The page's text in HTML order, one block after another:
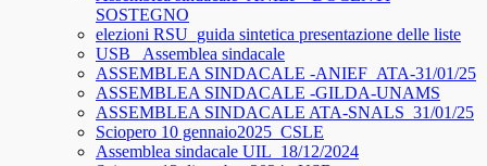
SOSTEGNO
elezioni RSU_guida sintetica presentazione delle liste
USB_ Assemblea sindacale
ASSEMBLEA SINDACALE -ANIEF_ATA-31/01/25
ASSEMBLEA SINDACALE -GILDA-UNAMS
ASSEMBLEA SINDACALE ATA-SNALS_31/01/25
Sciopero 10 gennaio2025_CSLE
Assemblea sindacale UIL_18/12/2024